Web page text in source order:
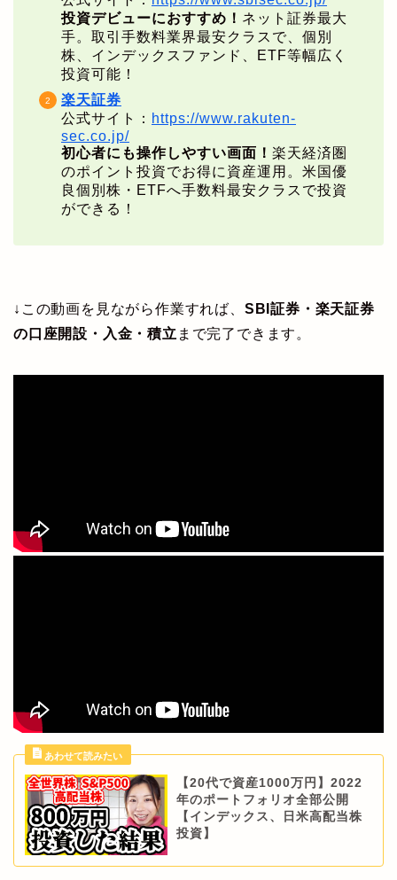
投資デビューにおすすめ！ ネット証券最大
手。取引手数料業界最安クラスで、個別
株、インデックスファンド、ETF等幅広く
投資可能！
楽天証券
公式サイト： https://www.rakuten-
sec.co.jp/
初心者にも操作しやすい画面！ 楽天経済圏
のポイント投資でお得に資産運用。米国優
良個別株・ETFへ手数料最安クラスで投資
ができる！
↓この動画を見ながら作業すれば、 SBI証券・楽天証券
の口座開設・入金・積立 まで完了できます。
【20代で資産1000万円】2022
年のポートフォリオ全部公開
【インデックス、日米高配当株
投資】